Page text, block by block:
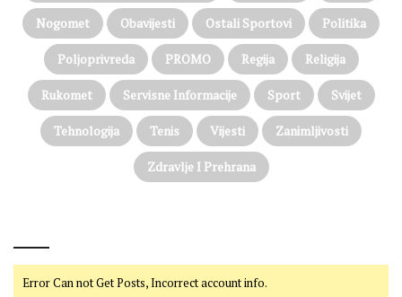
Nogomet Obavijesti Ostali Sportovi Politika
Poljoprivreda PROMO Regija Religija
Rukomet Servisne Informacije Sport Svijet
Tehnologija Tenis Vijesti Zanimljivosti
Zdravlje I Prehrana
Error Can not Get Posts, Incorrect account info.